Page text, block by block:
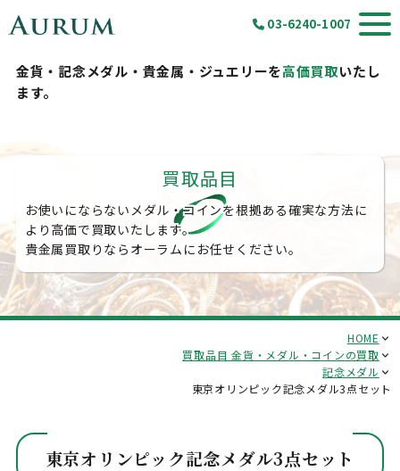
金貨・記念メダル・貴金属・ジュエリーを高価買取いたし
ます。
買取品目
お使いにならないメダル・コインを根拠ある確実な方法に
より高価で買取いたします。
貴金属買取りならオーラムにお任せください。
HOME
買取品目 金貨・メダル・コインの買取
記念メダル
東京オリンピック記念メダル3点セット
東京オリンピック記念メダル3点セット
03-6240-1007